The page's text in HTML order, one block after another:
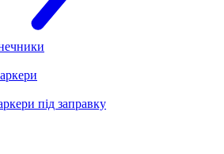
під заправку